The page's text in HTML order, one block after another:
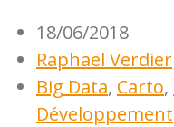
18/06/2018
Raphaël Verdier
Big Data, Carto,
Développement